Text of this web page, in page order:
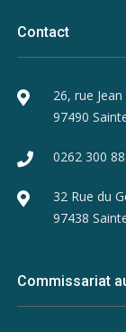
Contact
26, rue
97490
0262 300
32 Rue du
97438
Commissariat